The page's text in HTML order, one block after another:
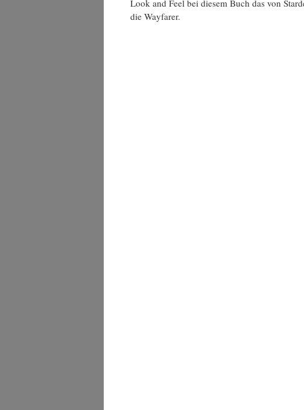
Look and Feel bei die­sem Buch das von
die Wayfarer.